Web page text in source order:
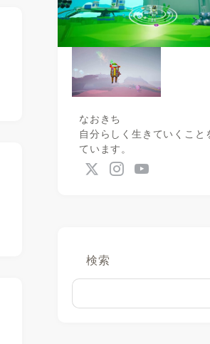
なおきち
自分らしく生きていくこと
ています。
検索